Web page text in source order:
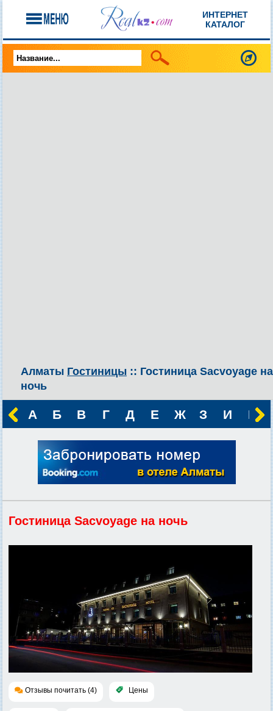
ИНТЕРНЕТ
КАТАЛОГ
Алматы Гостиницы :: Гостиница Sacvoyage на
ночь
А Б В Г Д Е Ж З И К
Гостиница Sacvoyage на ночь
Отзывы почитать (4) Цены